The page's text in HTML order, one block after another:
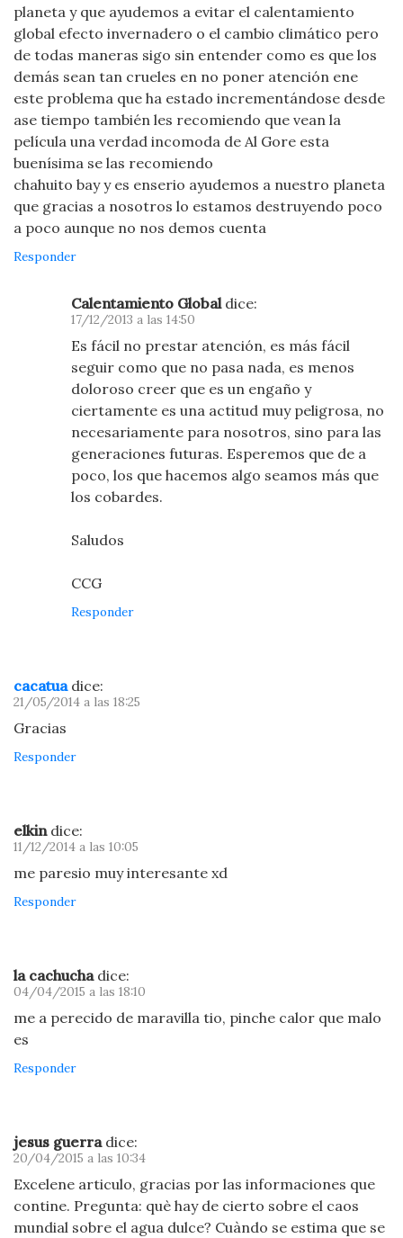
planeta y que ayudemos a evitar el calentamiento
global efecto invernadero o el cambio climático pero
de todas maneras sigo sin entender como es que los
demás sean tan crueles en no poner atención ene
este problema que ha estado incrementándose desde
ase tiempo también les recomiendo que vean la
película una verdad incomoda de Al Gore esta
buenísima se las recomiendo
chahuito bay y es enserio ayudemos a nuestro planeta
que gracias a nosotros lo estamos destruyendo poco
a poco aunque no nos demos cuenta
Responder
Calentamiento Global dice:
17/12/2013 a las 14:50
Es fácil no prestar atención, es más fácil
seguir como que no pasa nada, es menos
doloroso creer que es un engaño y
ciertamente es una actitud muy peligrosa, no
necesariamente para nosotros, sino para las
generaciones futuras. Esperemos que de a
poco, los que hacemos algo seamos más que
los cobardes.
Saludos
CCG
Responder
cacatua dice:
21/05/2014 a las 18:25
Gracias
Responder
elkin dice:
11/12/2014 a las 10:05
me paresio muy interesante xd
Responder
la cachucha dice:
04/04/2015 a las 18:10
me a perecido de maravilla tio, pinche calor que malo
es
Responder
jesus guerra dice:
20/04/2015 a las 10:34
Excelene articulo, gracias por las informaciones que
contine. Pregunta: què hay de cierto sobre el caos
mundial sobre el agua dulce? Cuàndo se estima que se